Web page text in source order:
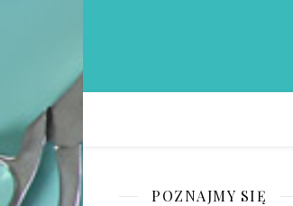
POZNAJMY SIĘ